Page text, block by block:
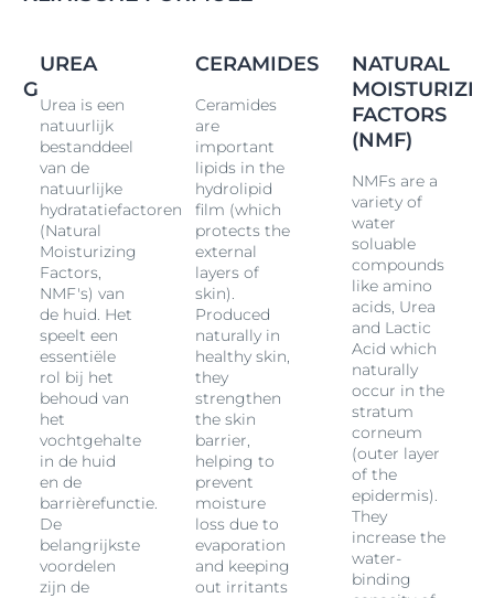
en helpen de natuurlijke beschermende barrière van
de huid te versterken om haar te beschermen tegen
meer vochtverlies.
Het is klinisch en dermatologisch bewezen dat deze
formule onmiddellijk verlichting geeft en langdurige,
intensieve hydratatie van de droge, ruwe huid van de
handen, zelfs na herhaaldelijk wassen. De
hydraterende crème voor de handen versterkt de
natuurlijke barrière van de huid en maakt de huid
beter bestand tegen
droog heid gedurende tot 48
uur*.
De hydraterende crème metUrea
is geschikt voor alle
types droge handen, ook voor de rijpe huid en de huid
met neiging tot huidaandoeningen, zoals xerose en
psoriasis , en voor de huid van mensen met diabetes.
De crème kan ook worden gebruikt als cosmetische
verzorging tegelijkertijd met een medische
behandeling (raadpleeg een arts voor gebruik in
combinatie met lokale geneesmiddelen).
*Instrumentele evaluatie, 30 vrijwilligers
UREA
Urea is een
natuurlijk
bestanddeel
van de
natuurlijke
hydratatiefactoren
(Natural
Moisturizing
Factors,
NMF's) van
de huid. Het
speelt een
essentiële
rol bij het
behoud van
het
vochtgehalte
in de huid
en de
barrièrefunctie.
De
belangrijkste
voordelen
zijn de
CERAMIDES
Ceramides
are
important
lipids in the
hydrolipid
film (which
protects the
external
layers of
skin).
Produced
naturally in
healthy skin,
they
strengthen
the skin
barrier,
helping to
prevent
moisture
loss due to
evaporation
and keeping
out irritants
NATURAL
FACTORS
(NMF)
NMFs are a
variety of
water
soluable
compounds
like amino
acids, Urea
and Lactic
Acid which
naturally
occur in the
stratum
corneum
(outer layer
of the
epidermis).
They
increase the
water-
binding